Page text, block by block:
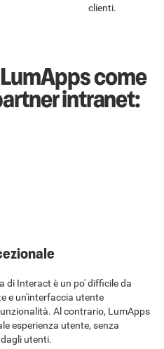
clienti.
come
intranet:
di Interact è un po' difficile da
e un'interfaccia utente
Al contrario, LumApps
esperienza utente, senza
utenti.